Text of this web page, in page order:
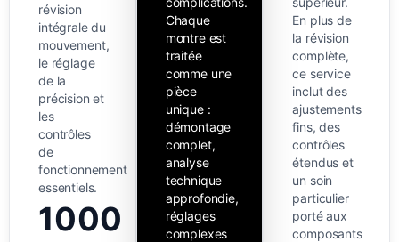
révision
intégrale du
mouvement,
le réglage
de la
précision et
les
contrôles
de
fonctionnement
essentiels.
1000
Chaque
montre est
traitée
comme une
pièce
unique :
démontage
complet,
analyse
technique
approfondie,
réglages
complexes
En plus de
la révision
complète,
ce service
inclut des
ajustements
fins, des
contrôles
étendus et
un soin
particulier
porté aux
composants